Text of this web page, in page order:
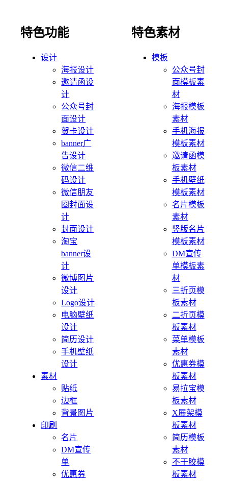
特色功能
设计
海报设计
邀请函设
计
公众号封
面设计
贺卡设计
banner广
告设计
微信二维
码设计
微信朋友
圈封面设
计
封面设计
淘宝
banner设
计
微博图片
设计
Logo设计
电脑壁纸
设计
简历设计
手机壁纸
设计
素材
贴纸
边框
背景图片
印刷
名片
DM宣传
单
优惠券
特色素材
模板
公众号封
面模板素
材
海报模板
素材
手机海报
模板素材
邀请函模
板素材
手机壁纸
模板素材
名片模板
素材
竖版名片
模板素材
DM宣传
单模板素
材
三折页模
板素材
二折页模
板素材
菜单模板
素材
优惠券模
板素材
易拉宝模
板素材
X展架模
板素材
简历模板
素材
不干胶模
板素材